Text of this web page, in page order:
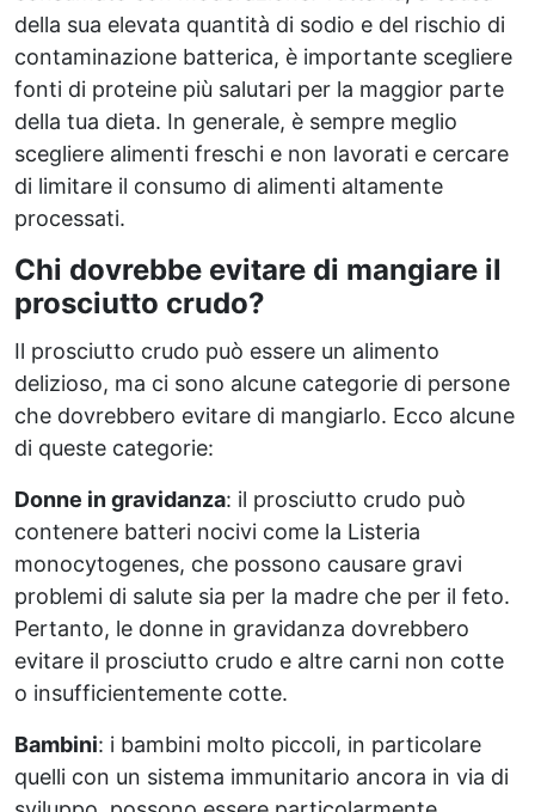
della sua elevata quantità di sodio e del rischio di
contaminazione batterica, è importante scegliere
fonti di proteine più salutari per la maggior parte
della tua dieta. In generale, è sempre meglio
scegliere alimenti freschi e non lavorati e cercare
di limitare il consumo di alimenti altamente
processati.
Chi dovrebbe evitare di mangiare il
prosciutto crudo?
Il prosciutto crudo può essere un alimento
delizioso, ma ci sono alcune categorie di persone
che dovrebbero evitare di mangiarlo. Ecco alcune
di queste categorie:
Donne in gravidanza: il prosciutto crudo può
contenere batteri nocivi come la Listeria
monocytogenes, che possono causare gravi
problemi di salute sia per la madre che per il feto.
Pertanto, le donne in gravidanza dovrebbero
evitare il prosciutto crudo e altre carni non cotte
o insufficientemente cotte.
Bambini: i bambini molto piccoli, in particolare
quelli con un sistema immunitario ancora in via di